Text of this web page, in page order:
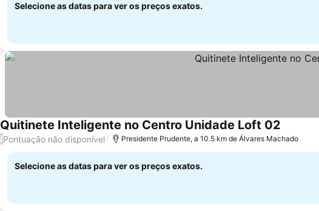
Selecione as datas para ver os preços exatos.
Quitinete Inteligente no Centro Unidade Loft 02
/Pontuação não disponível Presidente Prudente, a 10.5 km de Álvares Machado
Selecione as datas para ver os preços exatos.